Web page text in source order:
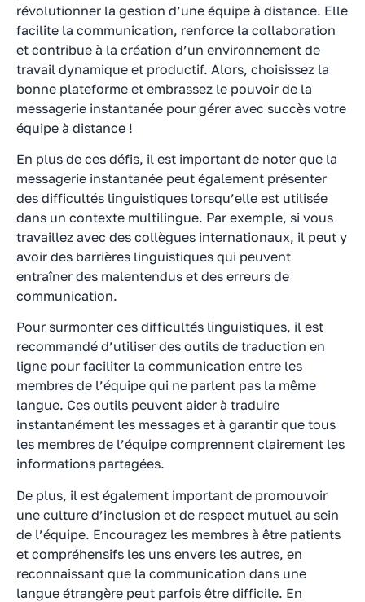
révolutionner la gestion d’une équipe à distance. Elle
facilite la communication, renforce la collaboration
et contribue à la création d’un environnement de
travail dynamique et productif. Alors, choisissez la
bonne plateforme et embrassez le pouvoir de la
messagerie instantanée pour gérer avec succès votre
équipe à distance !
En plus de ces défis, il est important de noter que la
messagerie instantanée peut également présenter
des difficultés linguistiques lorsqu’elle est utilisée
dans un contexte multilingue. Par exemple, si vous
travaillez avec des collègues internationaux, il peut y
avoir des barrières linguistiques qui peuvent
entraîner des malentendus et des erreurs de
communication.
Pour surmonter ces difficultés linguistiques, il est
recommandé d’utiliser des outils de traduction en
ligne pour faciliter la communication entre les
membres de l’équipe qui ne parlent pas la même
langue. Ces outils peuvent aider à traduire
instantanément les messages et à garantir que tous
les membres de l’équipe comprennent clairement les
informations partagées.
De plus, il est également important de promouvoir
une culture d’inclusion et de respect mutuel au sein
de l’équipe. Encouragez les membres à être patients
et compréhensifs les uns envers les autres, en
reconnaissant que la communication dans une
langue étrangère peut parfois être difficile. En